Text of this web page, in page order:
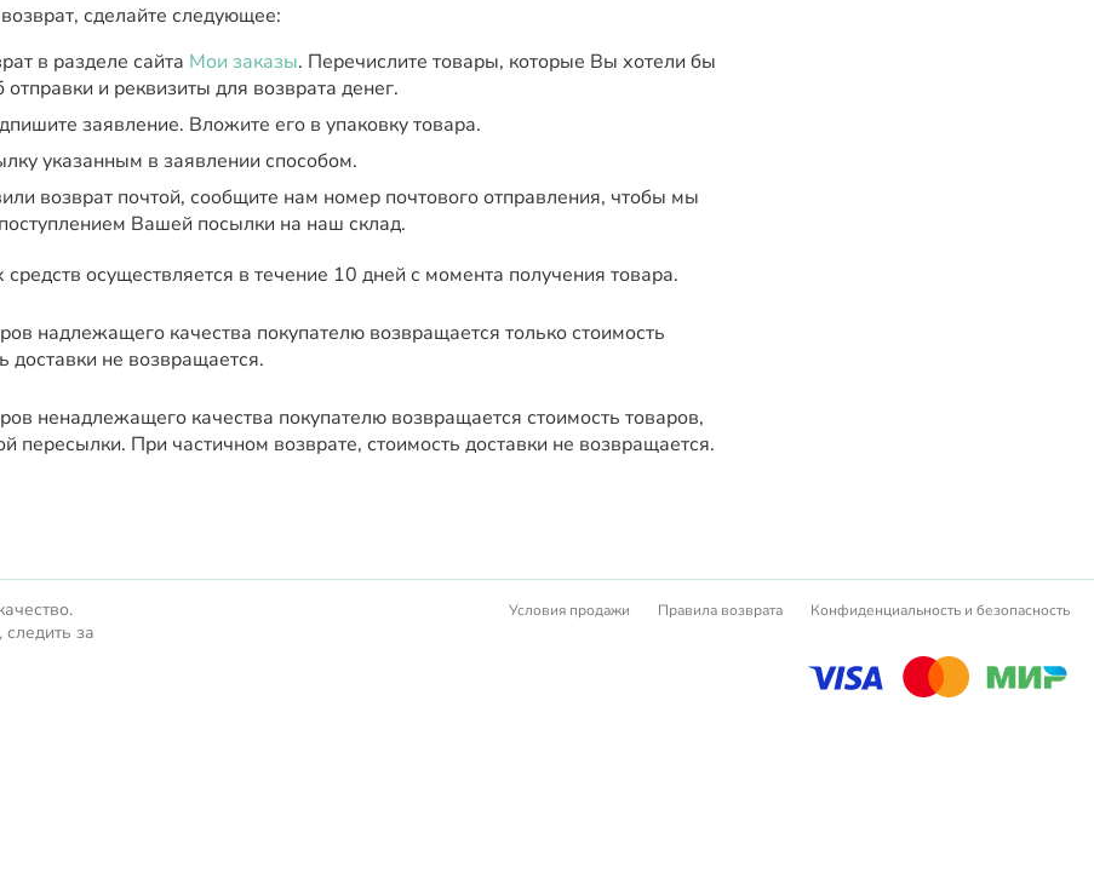
сделайте следующее:
в разделе сайта Мои заказы. Перечислите товары, которые Вы хотели бы
отправки и реквизиты для возврата денег.
заявление. Вложите его в упаковку товара.
указанным в заявлении способом.
возврат почтой, сообщите нам номер почтового отправления, чтобы мы
Вашей посылки на наш склад.
осуществляется в течение 10 дней с момента получения товара.
надлежащего качества покупателю возвращается только стоимость
доставки не возвращается.
ненадлежащего качества покупателю возвращается стоимость товаров,
пересылки. При частичном возврате, стоимость доставки не возвращается.
за
Условия продажи Правила возврата Конфиденциальность и безопасность